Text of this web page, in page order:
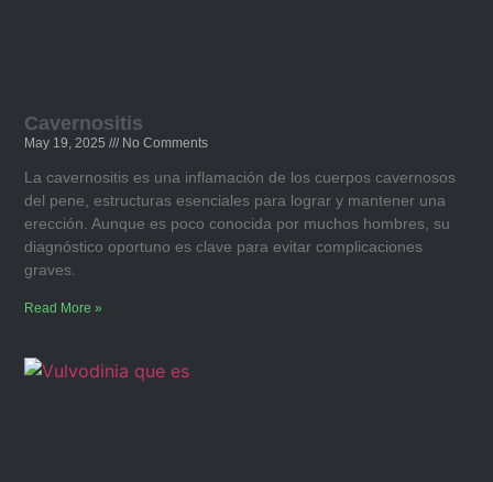
Cavernositis​
May 19, 2025 No Comments
La cavernositis es una inflamación de los cuerpos cavernosos
del pene, estructuras esenciales para lograr y mantener una
erección. Aunque es poco conocida por muchos hombres, su
diagnóstico oportuno es clave para evitar complicaciones
graves.
Read More »